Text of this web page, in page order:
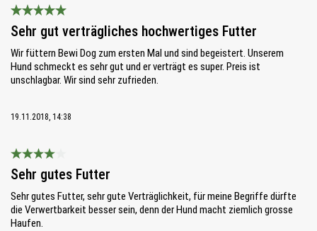
Sehr gut verträgliches hochwertiges Futter
Wir füttern Bewi Dog zum ersten Mal und sind begeistert. Unserem
Hund schmeckt es sehr gut und er verträgt es super. Preis ist
unschlagbar. Wir sind sehr zufrieden.
19.11.2018, 14:38
Bewertung mit 4 von 5 Sternen
Sehr gutes Futter
Sehr gutes Futter, sehr gute Verträglichkeit, für meine Begriffe dürfte
die Verwertbarkeit besser sein, denn der Hund macht ziemlich grosse
Haufen.